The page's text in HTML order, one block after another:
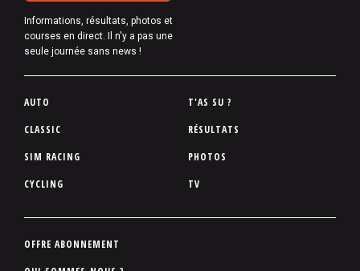
Informations, résultats, photos et
courses en direct. Il n'y a pas une
seule journée sans news !
P
d
d
p
AUTO
CLASSIC
SIM RACING
CYCLING
T'AS SU ?
RÉSULTATS
PHOTOS
TV
P
OFFRE ABONNEMENT